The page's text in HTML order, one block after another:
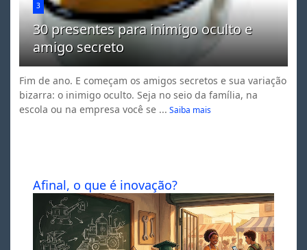
3
30 presentes para inimigo oculto e
amigo secreto
Fim de ano. E começam os amigos secretos e sua variação
bizarra: o inimigo oculto. Seja no seio da família, na
escola ou na empresa você se ... Saiba mais
Afinal, o que é inovação?